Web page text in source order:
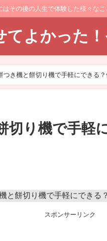
その後の人生で体験した様々なこ
よかった
つき機と餅切り機で手軽にできる
切り機で手軽
スポンサーリンク